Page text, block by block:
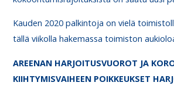
Kauden 2020 palkintoja on vielä
tällä viikolla hakemassa toimiston
AREENAN HARJOITUSVUOROT JA
KIIHTYMISVAIHEEN POIKKEUKSET